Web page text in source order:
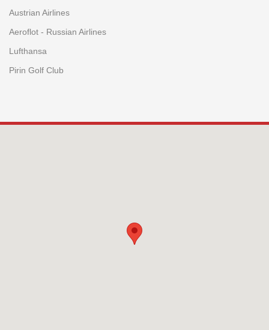
Austrian Airlines
Aeroflot - Russian Airlines
Lufthansa
Pirin Golf Club